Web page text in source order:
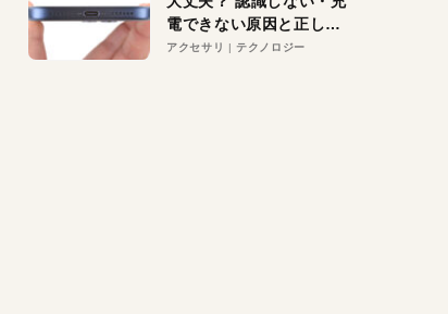
電できない原因と正しい
対策
アクセサリ テクノロジー